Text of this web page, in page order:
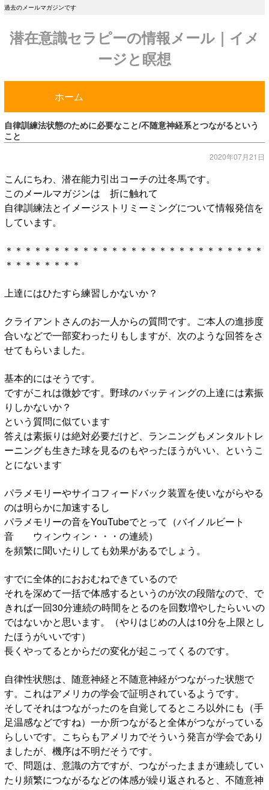
過去のメールマガジンです
潜在意識セラピーの情報メール｜イメ
ージと瞑想
ホーム
自律訓練法状態のために必要なこと/不随意神経系とつながるという
こと
2020年07月21日
こんにちわ、潜在能力引出コーチの辻冬馬です。
このメールマガジンは 折に触れて
自律訓練法とイメージストリミーミングについて情報発信を
しています。
＊＊＊＊＊＊＊＊＊＊＊＊＊＊＊＊＊＊＊＊＊＊＊＊＊＊＊
＊＊＊＊＊＊＊＊
上達にはひたすら練習しかないか？
クライアントさんのお一人からの質問です。ご本人の進捗度
合いなどで一部変わったりもしますが、次のような回答をさ
せてもらいました。
基本的にはそうです。
ですがこれは微妙です。野球のバッティングの上達には素振
りしかないか？
という質問に似ています
答えは素振りは絶対必要だけど、ランニングもメンタルトレ
ーニングも生きた球を見るのもやったほうがいい、というこ
とにないます
パラメモリーやサイコフィードバック装置を使いながらやる
のは明らかに加速するし
パラメモリーの音をYouTubeでとって（バイノルビート
音 ウィンウィン・・・の連続）
を頻繁に聞いたりしても効果があるでしょう。
すでに全体的におおむねできているので
それを深めて一括で体感するというのが次の段階なので、で
きれば一回30分連続の時間をとるのを回数増やしたらいいの
ではないかと思います。（やりはじめの人は10分を上限とし
たほうがいいです）
長くやってるとからだの変化が起こってくるのです。
自律性状態は、随意神経と不随意神経がつながった状態で
す。これはアメリカの学会で証明されているようです。
そしてそれはつながったのを自覚してるところ以外にも（手
足温感などですね）一か所つながると全体がつながっている
らしいです。こちらもアメリカでそういう発言が学会であり
ましたが、機序は不明だそうです。
で、問題は、意識の方ですが、つながったままが連続してい
たり頻繁につながるなどの体感が繰り返されると、不随意神